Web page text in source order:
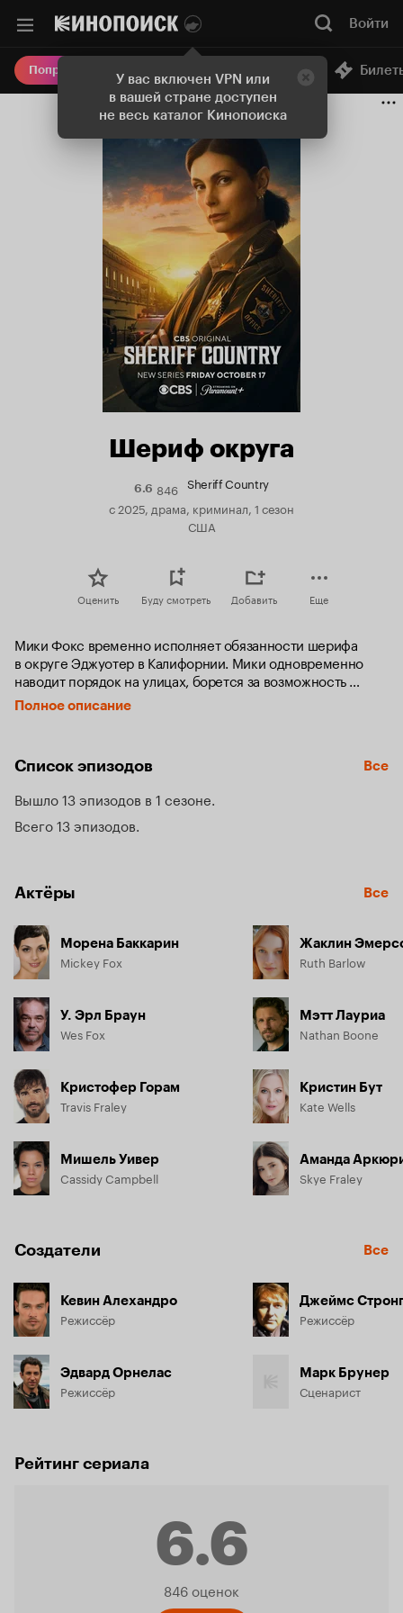
У вас включен VPN или
в вашей стране доступен
не весь каталог Кинопоиска
Войти
Попробовать Плюс Онлайн-кинотеатр
Шериф округа
6.6Рейтинг
Кинопоиска
6.6
846 Sheriff Country
с 2025, драма, криминал, 1 сезон
США
Оценить Буду смотреть Добавить Еще
Мики Фокс временно исполняет обязанности шерифа
в округе Эджуотер в Калифорнии. Мики одновременно
наводит порядок на улицах, борется за возможность
занять постоянный пост, воспитывает дочь и сталкивается
с трудностями в личной жизни. Однажды с помощью
Полное описание
Список эпизодов Все
Вышло 13 эпизодов в 1 сезоне
Всего 13 эпизодов
Актёры Все
Морена Баккарин
Mickey Fox
У. Эрл Браун
Wes Fox
Кристофер Горам
Travis Fraley
Мишель Уивер
Cassidy Campbell
Жаклин
Ruth Barlow
Мэтт Лауриа
Nathan Boone
Кристин Бут
Kate Wells
Аманда
Skye Fraley
Создатели Все
Кевин Алехандро
Режиссёр
Эдвард Орнелас
Режиссёр
Джеймс
Режиссёр
Марк Брунер
Сценарист
Рейтинг сериала
6.6
Рейтинг
846 оценок